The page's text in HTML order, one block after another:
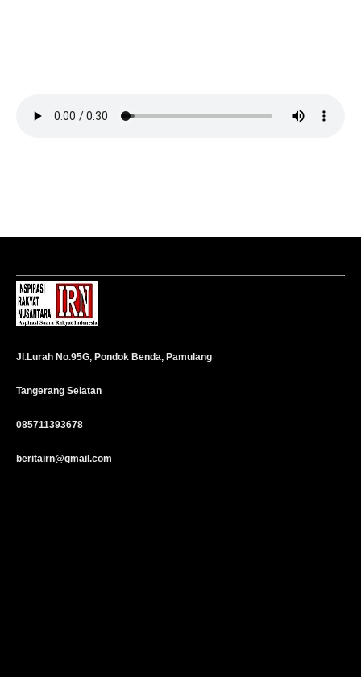
Jl.Lurah No.95G, Pondok Benda, Pamulang
Tangerang Selatan
085711393678
beritairn@gmail.com